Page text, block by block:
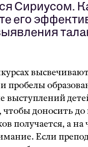
Сириусом.
его
пробелы
выступлений
чтобы доносить до
получается, а на
Если